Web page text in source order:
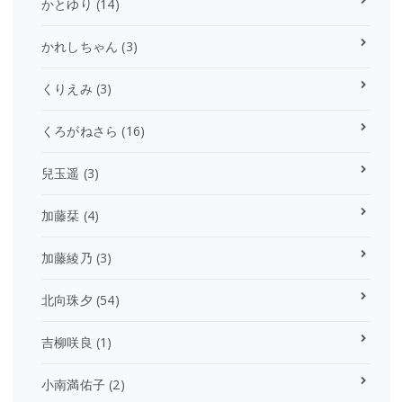
かとゆり (14)
かれしちゃん (3)
くりえみ (3)
くろがねさら (16)
兒玉遥 (3)
加藤栞 (4)
加藤綾乃 (3)
北向珠夕 (54)
吉柳咲良 (1)
小南満佑子 (2)